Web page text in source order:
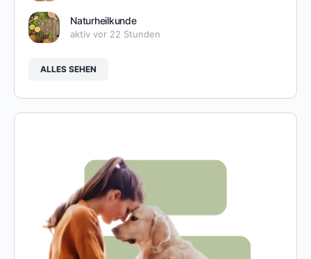
Naturheilkunde
aktiv vor 22 Stunden
ALLES SEHEN